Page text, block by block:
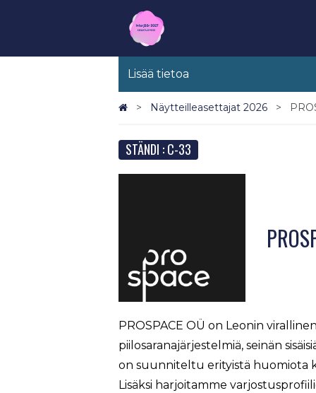
Lisää tietoa
Näytteilleasettajat 2026
STÄNDI : C-33
PROSPACE OÜ on Leonin
piilosaranajärjestelmiä, seinän
on suunniteltu erityistä huomiota
Lisäksi harjoitamme